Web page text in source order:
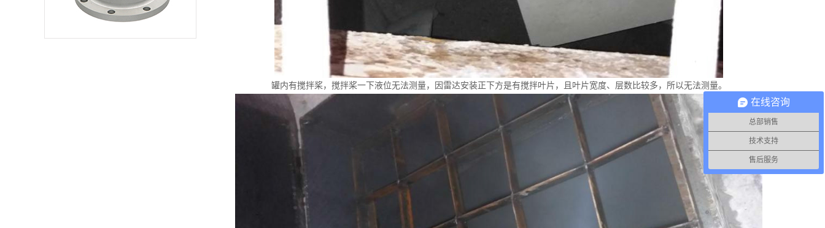
且，如果防垢剂使用
不当还会对锅炉的保
护起到相反的作用，
罐内有搅拌桨，搅拌桨一下液位无法测量，因雷达安装正下方是有搅拌叶片，且叶片宽度、层数比较多，所以无法测量。
在线咨询
总部销售
技术支持
售后服务